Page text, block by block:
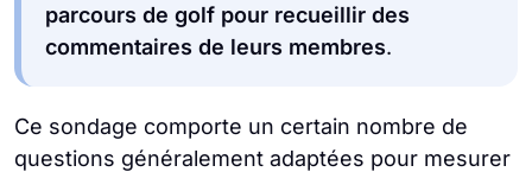
parcours de golf pour recueillir des
commentaires de leurs membres.
Ce sondage comporte un certain nombre de
questions généralement adaptées pour mesurer